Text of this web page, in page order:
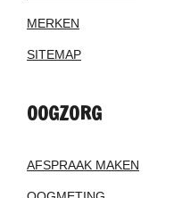
MERKEN
SITEMAP
OOGZORG
AFSPRAAK MAKEN